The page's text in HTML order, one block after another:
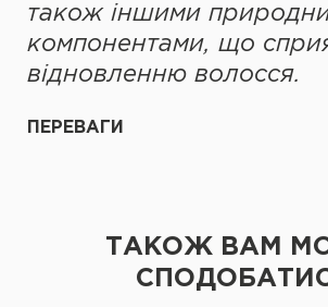
також іншими
компонентами, що
відновленню волосся.
ПЕРЕВАГИ
ТАКОЖ ВАМ